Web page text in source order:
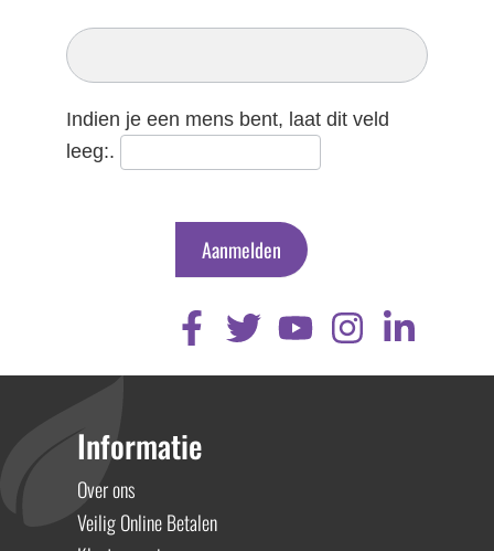
Inschrijven
Nieuwsbrief
Indien je een mens bent, laat dit veld
leeg:.
Aanmelden
Informatie
Over ons
Veilig Online Betalen